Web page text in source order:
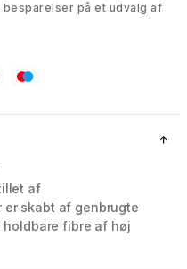
på et udvalg af
af
er skabt af genbrugte
fibre af høj